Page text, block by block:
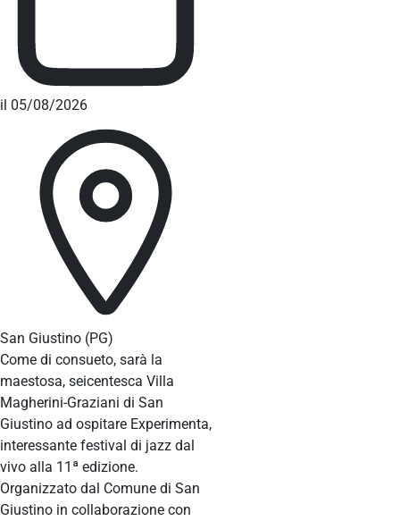
il 05/08/2026
San Giustino (PG)
Come di consueto, sarà la
maestosa, seicentesca Villa
Magherini-Graziani di San
Giustino ad ospitare Experimenta,
interessante festival di jazz dal
vivo alla 11ª edizione.
Organizzato dal Comune di San
Giustino in collaborazione con